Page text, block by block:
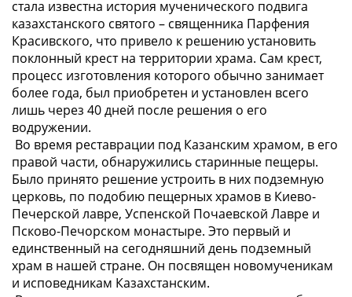
стала известна история мученического подвига
казахстанского святого – священника Парфения
Красивского, что привело к решению установить
поклонный крест на территории храма. Сам крест,
процесс изготовления которого обычно занимает
более года, был приобретен и установлен всего
лишь через 40 дней после решения о его
водружении.
Во время реставрации под Казанским храмом, в его
правой части, обнаружились старинные пещеры.
Было принято решение устроить в них подземную
церковь, по подобию пещерных храмов в Киево-
Печерской лавре, Успенской Почаевской Лавре и
Псково-Печорском монастыре. Это первый и
единственный на сегодняшний день подземный
храм в нашей стране. Он посвящен новомученикам
и исповедникам Казахстанским.